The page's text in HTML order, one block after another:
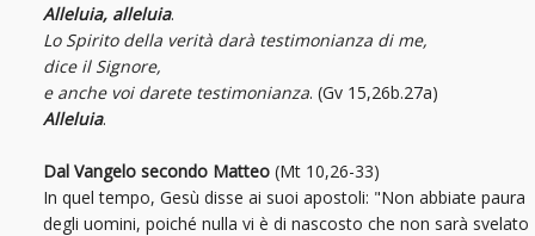
Alleluia, alleluia.
Lo Spirito della verità darà testimonianza di me,
dice il Signore,
e anche voi darete testimonianza. (Gv 15,26b.27a)
Alleluia.
Dal Vangelo secondo Matteo (Mt 10,26-33)
In quel tempo, Gesù disse ai suoi apostoli: "Non abbiate paura
degli uomini, poiché nulla vi è di nascosto che non sarà svelato